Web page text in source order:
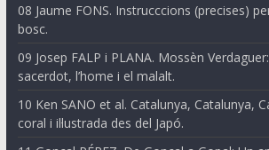
08 Jaume FONS. Instrucccions (precises)
bosc.
09 Josep FALP i PLANA. Mossèn
sacerdot, l’home i el malalt.
10 Ken SANO et al. Catalunya, Catalunya,
coral i il·lustrada des del Japó.